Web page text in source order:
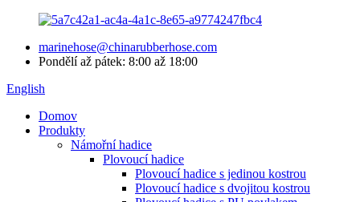
marinehose@chinarubberhose.com
Pondělí až pátek: 8:00 až 18:00
English
Domov
Produkty
Námořní hadice
Plovoucí hadice
Plovoucí hadice s jedinou kostrou
Plovoucí hadice s dvojitou kostrou